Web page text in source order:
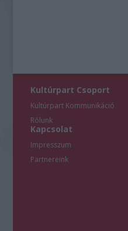
Kultúrpart Csoport
Kultúrpart Kommunikáció
Rólunk
Kapcsolat
Impresszum
Partnereink